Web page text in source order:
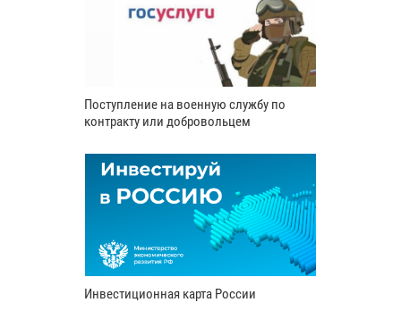
Поступление на военную службу по
контракту или добровольцем
Инвестиционная карта России